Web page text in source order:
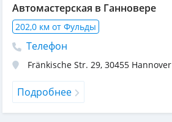
Автомастерская в Ганновере
202,0 км от Фульды
Телефон
Fränkische Str. 29, 30455 Hannover
Подробнее